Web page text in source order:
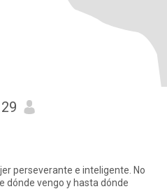
perseverante e inteligente. No
dónde vengo y hasta dónde